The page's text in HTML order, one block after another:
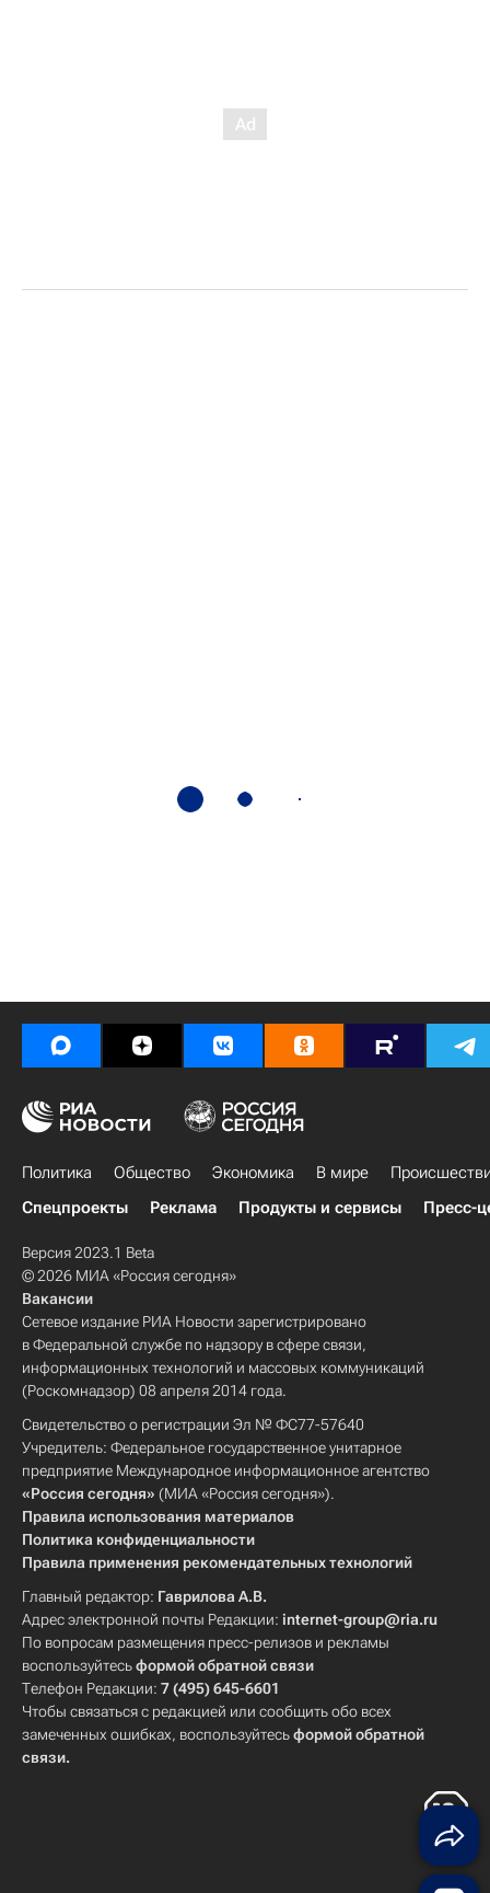
Политика Общество Экономика В мире
Спецпроекты
Реклама Продукты и сервисы Пресс-
Версия 2023.1 Beta
© 2026 МИА «Россия сегодня»
Вакансии
Сетевое издание РИА Новости зарегистрировано
в Федеральной службе по надзору в сфере связи,
информационных технологий и массовых коммуникаций
(Роскомнадзор) 08 апреля 2014 года.
Свидетельство о регистрации Эл № ФС77-57640
Учредитель: Федеральное государственное унитарное
предприятие Международное информационное агентство
«Россия сегодня» (МИА «Россия сегодня»).
Правила использования материалов
Политика конфиденциальности
Правила применения рекомендательных технологий
Главный редактор: Гаврилова А.В.
Адрес электронной почты Редакции: internet-group@ria.ru
По вопросам размещения пресс-релизов и рекламы
воспользуйтесьформой обратной связи
Телефон Редакции: 7 (495) 645-6601
Чтобы связаться с редакцией или сообщить обо всех
замеченных ошибках, воспользуйтесьформой обратной
связи.